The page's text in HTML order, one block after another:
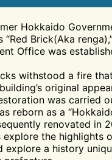
Hokkaido
Brick(Aka
Office was
withstood a fire
original
was carried
reborn as a
renovated in
explore the highlights
explore a history